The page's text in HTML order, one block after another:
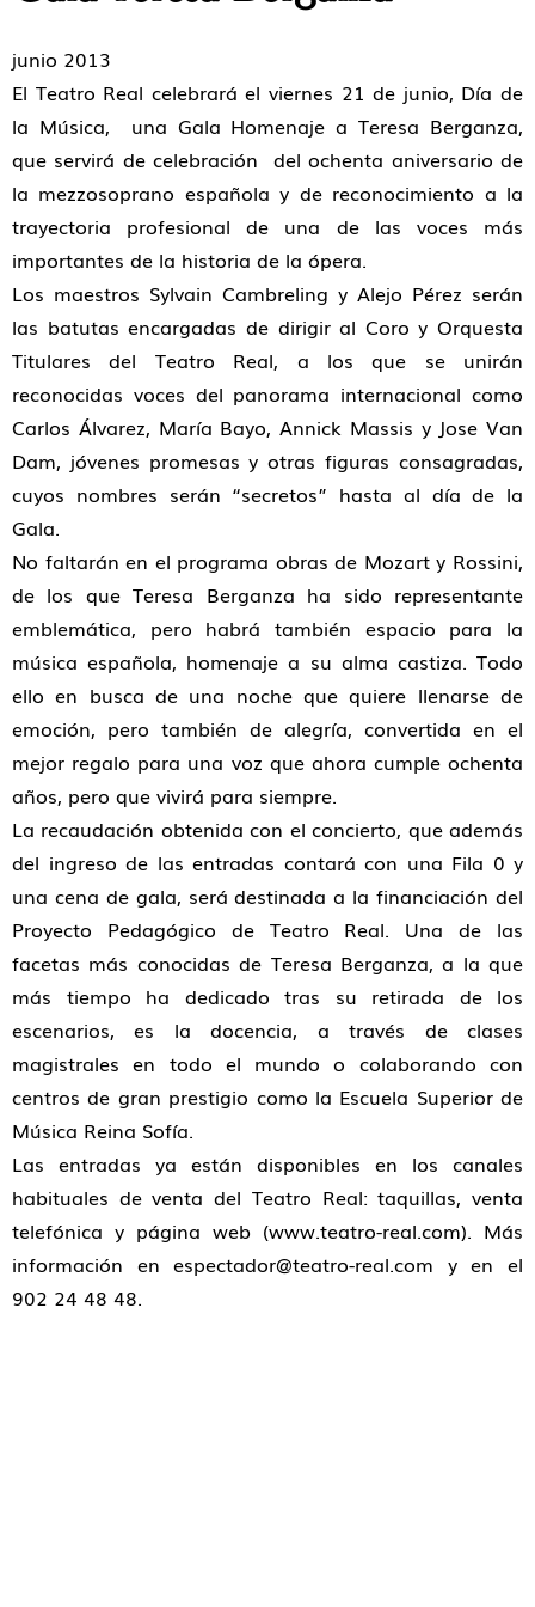
junio 2013
El Teatro Real celebrará el viernes 21 de junio, Día de
la Música, una Gala Homenaje a Teresa Berganza,
que servirá de celebración del ochenta aniversario de
la mezzosoprano española y de reconocimiento a la
trayectoria profesional de una de las voces más
importantes de la historia de la ópera.
Los maestros Sylvain Cambreling y Alejo Pérez serán
las batutas encargadas de dirigir al Coro y Orquesta
Titulares del Teatro Real, a los que se unirán
reconocidas voces del panorama internacional como
Carlos Álvarez, María Bayo, Annick Massis y Jose Van
Dam, jóvenes promesas y otras figuras consagradas,
cuyos nombres serán “secretos” hasta al día de la
Gala.
No faltarán en el programa obras de Mozart y Rossini,
de los que Teresa Berganza ha sido representante
emblemática, pero habrá también espacio para la
música española, homenaje a su alma castiza. Todo
ello en busca de una noche que quiere llenarse de
emoción, pero también de alegría, convertida en el
mejor regalo para una voz que ahora cumple ochenta
años, pero que vivirá para siempre.
La recaudación obtenida con el concierto, que además
del ingreso de las entradas contará con una Fila 0 y
una cena de gala, será destinada a la financiación del
Proyecto Pedagógico de Teatro Real. Una de las
facetas más conocidas de Teresa Berganza, a la que
más tiempo ha dedicado tras su retirada de los
escenarios, es la docencia, a través de clases
magistrales en todo el mundo o colaborando con
centros de gran prestigio como la Escuela Superior de
Música Reina Sofía.
Las entradas ya están disponibles en los canales
habituales de venta del Teatro Real: taquillas, venta
telefónica y página web (www.teatro-real.com). Más
información en espectador@teatro-real.com y en el
902 24 48 48.